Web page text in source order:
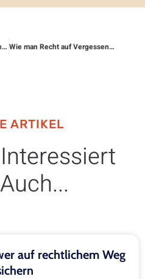
Was bei Datenschutzverstößen möglich ist Wie man Recht auf Vergessenwerden durchsetzt
ARTIKEL
auf rechtlichem Weg